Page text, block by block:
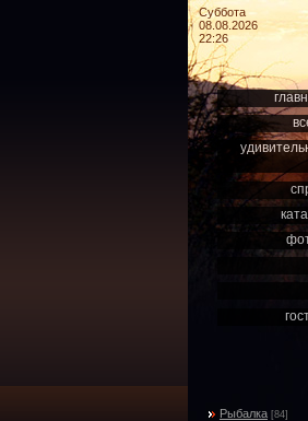
Суббота
08.08.2026
22:26
Рыбалка [84]